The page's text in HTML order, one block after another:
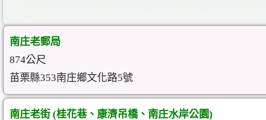
南庄老郵局
874公尺
苗栗縣353南庄鄉文化路5號
南庄老街 (桂花巷、康濟吊橋、南庄水岸公園)